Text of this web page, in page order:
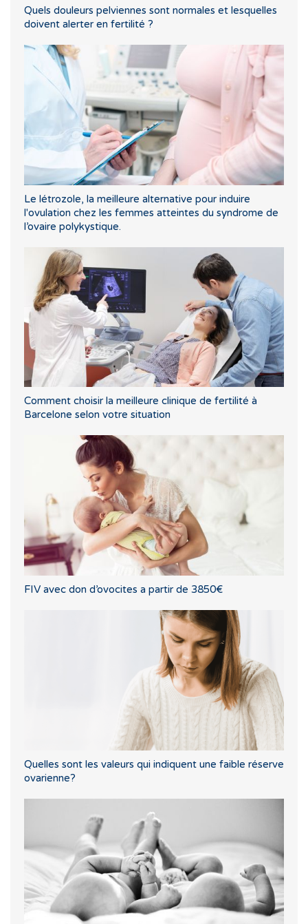
Quels douleurs pelviennes sont normales et lesquelles
doivent alerter en fertilité ?
Le létrozole, la meilleure alternative pour induire
l'ovulation chez les femmes atteintes du syndrome de
l’ovaire polykystique.
Comment choisir la meilleure clinique de fertilité à
Barcelone selon votre situation
FIV avec don d’ovocites a partir de 3850€
Quelles sont les valeurs qui indiquent une faible réserve
ovarienne?